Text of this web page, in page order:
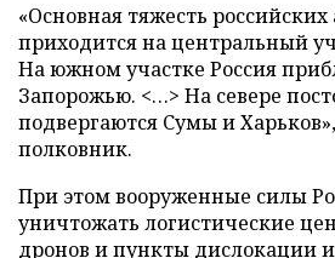
«Основная тяжесть
приходится на центральный
На южном участке Россия
Запорожью. <…> На севере
подвергаются Сумы и
полковник.
При этом вооруженные силы
уничтожать логистические
дронов и пункты дислокации